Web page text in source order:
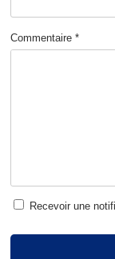
Commentaire *
Recevoir une